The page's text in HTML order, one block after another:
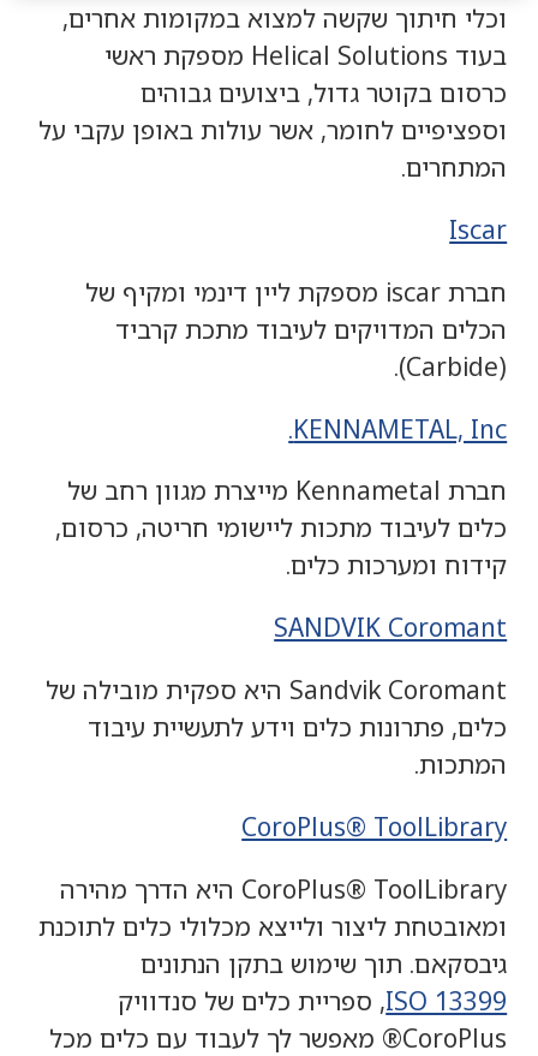
וכלי חיתוך שקשה למצוא במקומות אחרים,
בעוד Helical Solutions מספקת ראשי
כרסום בקוטר גדול, ביצועים גבוהים
וספציפיים לחומר, אשר עולות באופן עקבי על
המתחרים.
Iscar
חברת iscar מספקת ליין דינמי ומקיף של
הכלים המדויקים לעיבוד מתכת קרביד
(Carbide).
KENNAMETAL, Inc.
חברת Kennametal מייצרת מגוון רחב של
כלים לעיבוד מתכות ליישומי חריטה, כרסום,
קידוח ומערכות כלים.
SANDVIK Coromant
Sandvik Coromant היא ספקית מובילה של
כלים, פתרונות כלים וידע לתעשיית עיבוד
המתכות.
CoroPlus® ToolLibrary
CoroPlus® ToolLibrary היא הדרך מהירה
ומאובטחת ליצור ולייצא מכלולי כלים לתוכנת
גיבסקאם. תוך שימוש בתקן הנתונים
ISO 13399, ספריית כלים של סנדוויק
CoroPlus® מאפשר לך לעבוד עם כלים מכל